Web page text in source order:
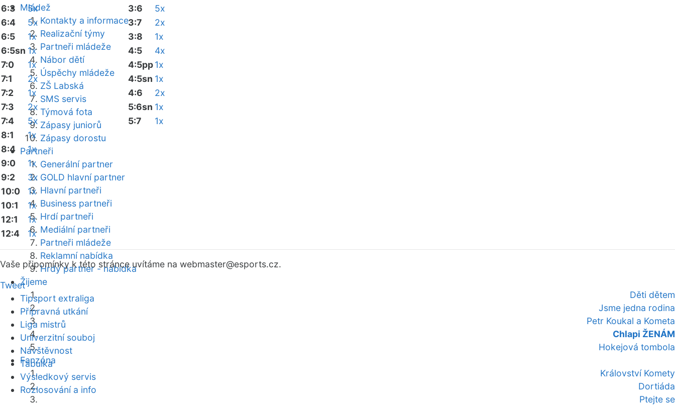
Mládež
Kontakty a informace
Realizační týmy
Partneři mládeže
Nábor dětí
Úspěchy mládeže
ZŠ Labská
SMS servis
Týmová fota
Zápasy juniorů
Zápasy dorostu
Partneři
Generální partner
GOLD hlavní partner
Hlavní partneři
Business partneři
Hrdí partneři
Mediální partneři
Partneři mládeže
Reklamní nabídka
Hrdý partner - nabídka
Žijeme
Děti dětem
Jsme jedna rodina
Petr Koukal a Kometa
Chlapi ŽENÁM
Hokejová tombola
Fanzóna
Království Komety
Dortiáda
Ptejte se
6:3
5x
6:4
5x
6:5
1x
6:5sn 1x
7:0
1x
7:1
2x
7:2
1x
7:3
2x
7:4
5x
8:1
1x
8:4
1x
9:0
1x
9:2
3x
10:0
1x
10:1
1x
12:1
1x
12:4
1x
3:6
5x
3:7
2x
3:8
1x
4:5
4x
4:5pp1x
4:5sn 1x
4:6
2x
5:6sn 1x
5:7
1x
Vaše připomínky k této stránce uvítáme na webmaster@esports.cz.
Tweet
Tipsport extraliga
Přípravná utkání
Liga mistrů
Univerzitní souboj
Návštěvnost
Tabulka
Výsledkový servis
Rozlosování a info